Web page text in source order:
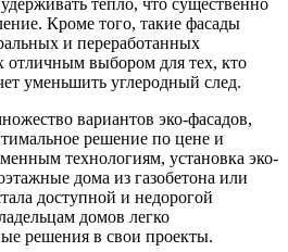
Кроме того, такие фасады
и переработанных
отличным выбором для тех, кто
уменьшить углеродный след.
вариантов эко-фасадов,
решение по цене и
технологиям, установка эко-
дома из газобетона или
доступной и недорогой
домов легко
решения в свои проекты.